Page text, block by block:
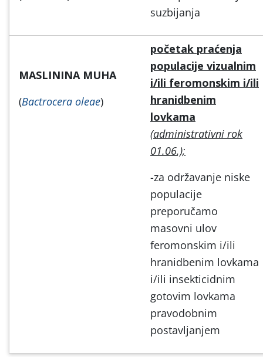
suzbijanja
MASLININA MUHA
(Bactrocera oleae)
početak praćenja
populacije vizualnim
i/ili feromonskim i/ili
hranidbenim
lovkama
(administrativni rok
01.06.);
-za održavanje niske
populacije
preporučamo
masovni ulov
feromonskim i/ili
hranidbenim lovkama
i/ili insekticidnim
gotovim lovkama
pravodobnim
postavljanjem